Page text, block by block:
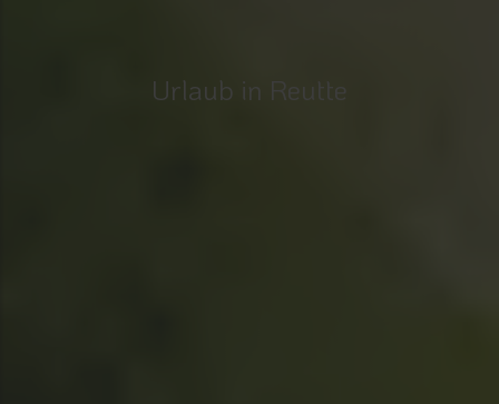
Urlaub in Reutte